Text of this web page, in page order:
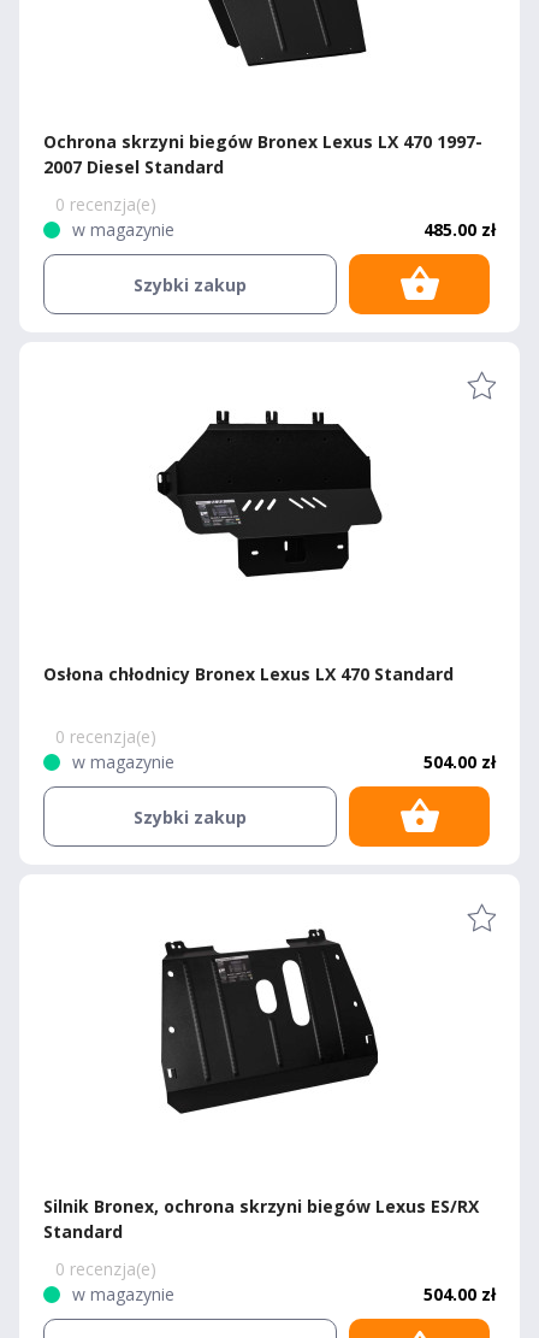
Ochrona skrzyni biegów Bronex Lexus LX 470 1997-
2007 Diesel Standard
0 recenzja(e)
w magazynie
485.00 zł
Szybki zakup
Osłona chłodnicy Bronex Lexus LX 470 Standard
0 recenzja(e)
w magazynie
504.00 zł
Szybki zakup
Silnik Bronex, ochrona skrzyni biegów Lexus ES/RX
Standard
0 recenzja(e)
w magazynie
504.00 zł